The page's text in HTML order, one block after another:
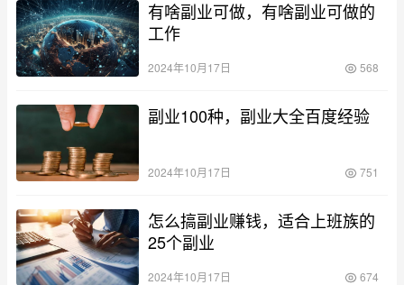
有啥副业可做，有啥副业可做的
工作
2024年10月17日 568
副业100种，副业大全百度经验
2024年10月17日 751
怎么搞副业赚钱，适合上班族的
25个副业
2024年10月17日 674